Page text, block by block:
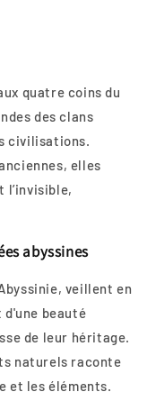
quatre coins du
des clans
civilisations.
elles
l’invisible,
abyssines
veillent en
beauté
de leur héritage.
naturels raconte
et les éléments.